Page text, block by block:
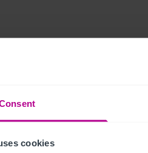
cookies
abgesprochen werden, falls
die Transaktion abschließend
unseres Leitfades zum